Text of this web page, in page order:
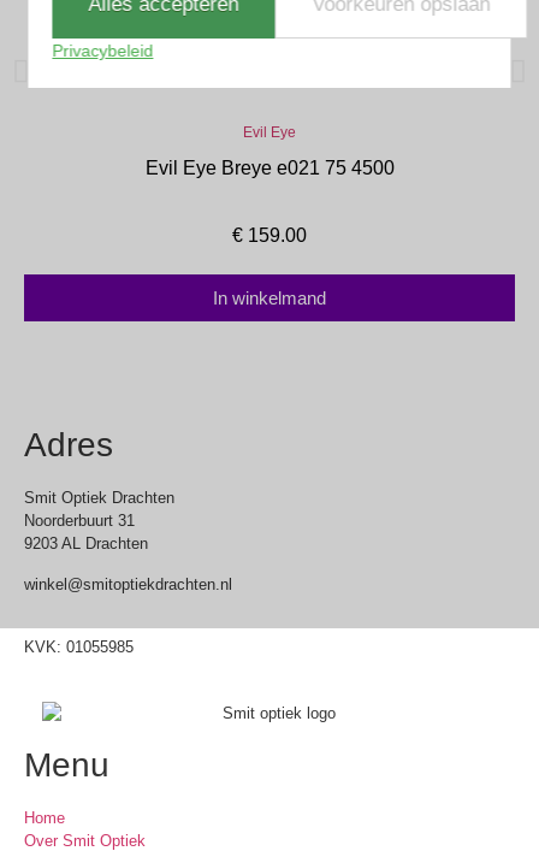
Evil Eye
Evil Eye Breye e021 75 4500
€ 159.00
In winkelmand
Adres
Smit Optiek Drachten
Noorderbuurt 31
9203 AL Drachten
winkel@smitoptiekdrachten.nl
KVK: 01055985
Menu
Home
Over Smit Optiek
Privacybeleid